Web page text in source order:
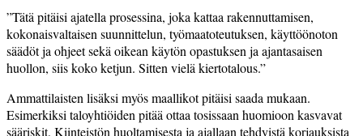
”Tätä pitäisi ajatella prosessina, joka kattaa rakennuttamisen,
kokonaisvaltaisen suunnittelun, työmaatoteutuksen, käyttöönoton
säädöt ja ohjeet sekä oikean käytön opastuksen ja ajantasaisen
huollon, siis koko ketjun. Sitten vielä kiertotalous.”
Ammattilaisten lisäksi myös maallikot pitäisi saada mukaan.
Esimerkiksi taloyhtiöiden pitää ottaa tosissaan huomioon kasvavat
sääriskit. Kiinteistön huoltamisesta ja ajallaan tehdyistä korjauksista